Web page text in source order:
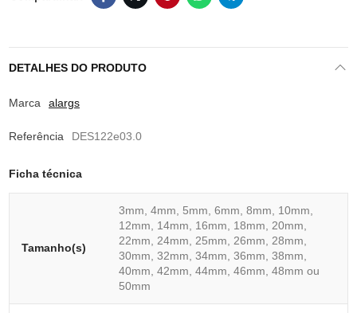
DETALHES DO PRODUTO
Marca alargs
Referência DES122e03.0
Ficha técnica
Tamanho(s)
3mm, 4mm, 5mm, 6mm, 8mm, 10mm,
12mm, 14mm, 16mm, 18mm, 20mm,
22mm, 24mm, 25mm, 26mm, 28mm,
30mm, 32mm, 34mm, 36mm, 38mm,
40mm, 42mm, 44mm, 46mm, 48mm ou
50mm